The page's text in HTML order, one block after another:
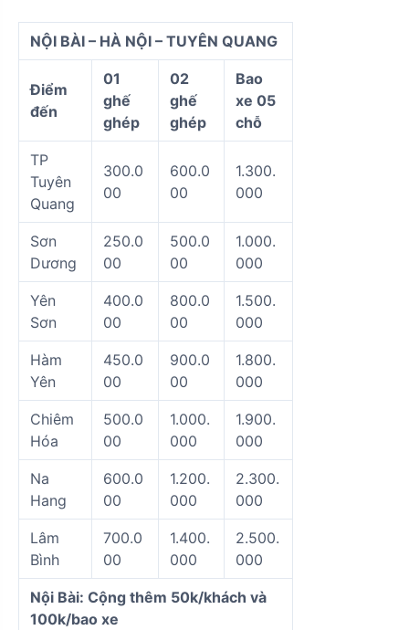
NỘI BÀI – HÀ NỘI – TUYÊN QUANG
Điểm
đến
01
ghế
ghép
02
ghế
ghép
Bao
xe 05
chỗ
TP
Tuyên
Quang
300.0
00
600.0
00
1.300.
000
Sơn
Dương
250.0
00
500.0
00
1.000.
000
Yên
Sơn
400.0
00
800.0
00
1.500.
000
Hàm
Yên
450.0
00
900.0
00
1.800.
000
Chiêm
Hóa
500.0
00
1.000.
000
1.900.
000
Na
Hang
600.0
00
1.200.
000
2.300.
000
Lâm
Bình
700.0
00
1.400.
000
2.500.
000
Nội Bài: Cộng thêm 50k/khách và
100k/bao xe